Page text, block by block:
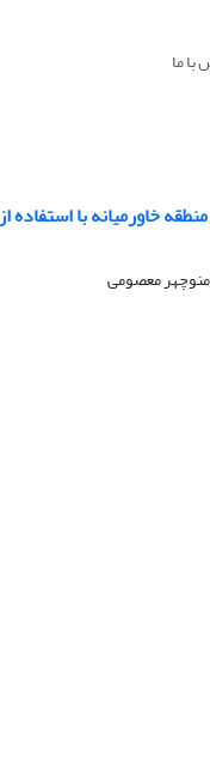
با ما
خاورمیانه با
منوچهر معصومی